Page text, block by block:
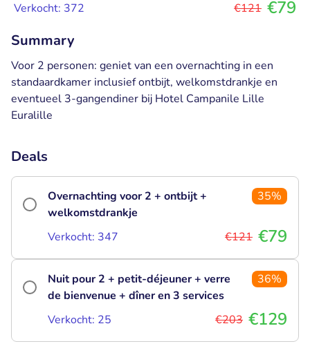
Verkocht: 372 €121 €79
Summary
Voor 2 personen: geniet van een overnachting in een
standaardkamer inclusief ontbijt, welkomstdrankje en
eventueel 3-gangendiner bij Hotel Campanile Lille
Euralille
Deals
Overnachting voor 2 + ontbijt +
welkomstdrankje
35%
Verkocht: 347 €121 €79
Nuit pour 2 + petit-déjeuner + verre
de bienvenue + dîner en 3 services
36%
Verkocht: 25 €203 €129